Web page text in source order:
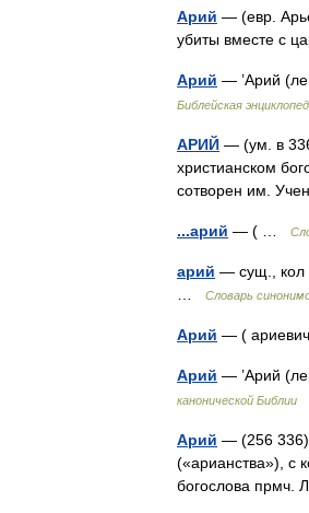
Арий — (евр.
убиты вместе с
Арий — ’Арий
Библейская
АРИЙ — (ум. в
христианском
сотворен им.
...арий — ( …
арий — сущ., кол
Словарь
Арий — (
Арий — ’Арий
канонической Библии
Арий — (256 336)
(«арианства»), с
богослова прмч.